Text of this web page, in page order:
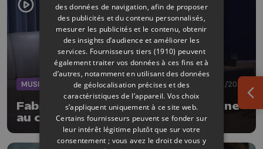
MUSIQUE 05/11/2022
Fabrice Merny fête 30 ans de scène
au centre culturel de Seraing
des données de navigation, afin de proposer
des publicités et du contenu personnalisés,
mesurer les publicités et le contenu, obtenir
des insights d’audience et améliorer les
services. Fournisseurs tiers (1910) peuvent
également traiter vos données à ces fins et à
d’autres, notamment en utilisant des données
de géolocalisation précises et des
caractéristiques de l’appareil. Vos choix
s’appliquent uniquement à ce site web.
Certains fournisseurs peuvent se fonder sur
leur intérêt légitime plutôt que sur votre
consentement ; vous avez le droit de vous y